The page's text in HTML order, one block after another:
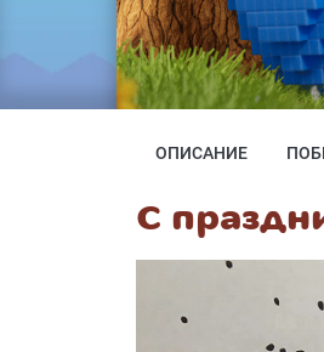
ОПИСАНИЕ
С